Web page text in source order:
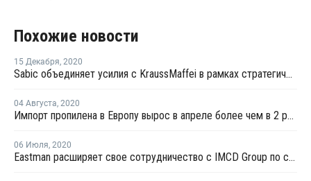
Похожие новости
15 Декабря, 2020
Sabic объединяет усилия с KraussMaffei в рамках стратегического партнерства в области тонкостенной упаковки
04 Августа, 2020
Импорт пропилена в Европу вырос в апреле более чем в 2 раза
06 Июля, 2020
Eastman расширяет свое сотрудничество с IMCD Group по специальным полимерам